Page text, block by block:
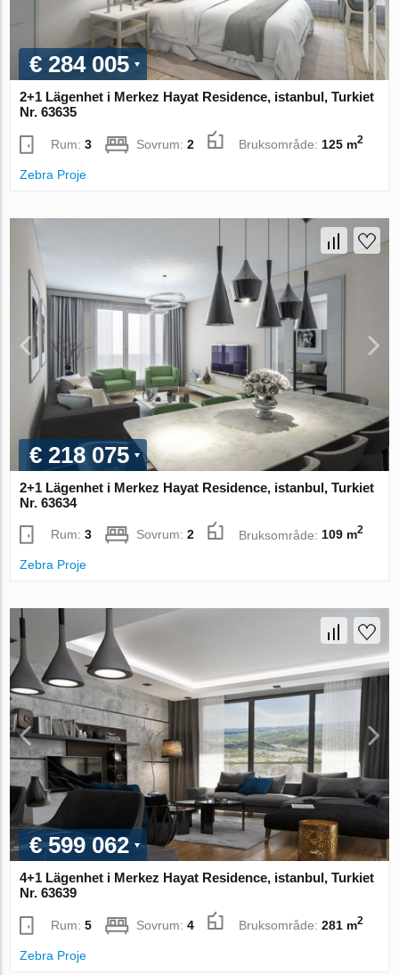
€ 284 005
2+1 Lägenhet i Merkez Hayat Residence, istanbul, Turkiet
Nr. 63635
Rum:3 Sovrum:2 Bruksområde: 125 m2
Zebra Proje
€ 218 075
2+1 Lägenhet i Merkez Hayat Residence, istanbul, Turkiet
Nr. 63634
Rum:3 Sovrum:2 Bruksområde:109 m2
Zebra Proje
€ 599 062
4+1 Lägenhet i Merkez Hayat Residence, istanbul, Turkiet
Nr. 63639
Rum:5 Sovrum:4 Bruksområde:281 m2
Zebra Proje